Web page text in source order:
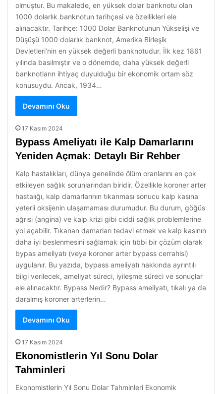
olmuştur. Bu makalede, en yüksek dolar banknotu olan
1000 dolarlık banknotun tarihçesi ve özellikleri ele
alınacaktır. Tarihçe: 1000 Dolar Banknotunun Yükselişi ve
Düşüşü 1000 dolarlık banknot, Amerika Birleşik
Devletleri’nin en yüksek değerli banknotudur. İlk kez 1861
yılında basılmıştır ve o dönemde, daha yüksek değerli
banknotların ihtiyaç duyulduğu bir ekonomik ortam söz
konusuydu. Ancak, 1934…
Devamını Oku
17 Kasım 2024
Bypass Ameliyatı ile Kalp Damarlarını
Yeniden Açmak: Detaylı Bir Rehber
Kalp hastalıkları, dünya genelinde ölüm oranlarını en çok
etkileyen sağlık sorunlarından biridir. Özellikle koroner arter
hastalığı, kalp damarlarının tıkanması sonucu kalp kasına
yeterli oksijenin ulaşamaması durumudur. Bu durum, göğüs
ağrısı (angina) ve kalp krizi gibi ciddi sağlık problemlerine
yol açabilir. Tıkanan damarları tedavi etmek ve kalp kasının
daha iyi beslenmesini sağlamak için tıbbi bir çözüm olarak
bypas ameliyatı (veya koroner arter bypass cerrahisi)
uygulanır. Bu yazıda, bypass ameliyatı hakkında ayrıntılı
bilgi verilecek, ameliyat süreci, iyileşme süreci ve sonuçlar
ele alınacaktır. Bypass Nedir? Bypass ameliyatı, tıkalı ya da
daralmış koroner arterlerin…
Devamını Oku
17 Kasım 2024
Ekonomistlerin Yıl Sonu Dolar
Tahminleri
Ekonomistlerin Yıl Sonu Dolar Tahminleri Ekonomik